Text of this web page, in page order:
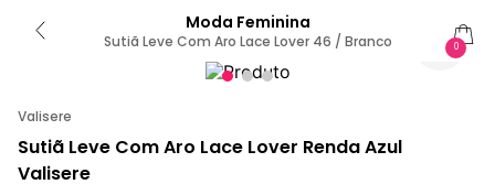
Moda Feminina
Sutiã Leve Com Aro Lace Lover 46 / Branco 0
Valisere
Sutiã Leve Com Aro Lace Lover Renda Azul
Valisere